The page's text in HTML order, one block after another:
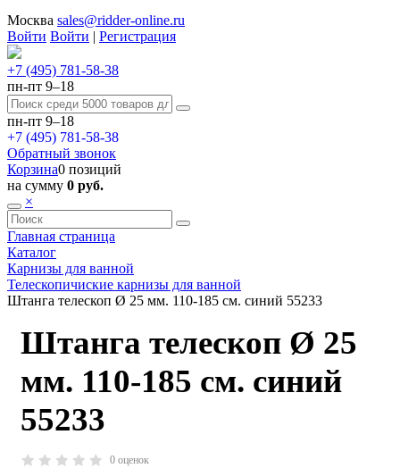
Москва sales@ridder-online.ru
Войти Войти | Регистрация
+7 (495) 781-58-38
пн-пт 9–18
пн-пт 9–18
+7 (495) 781-58-38
Обратный звонок
Корзина0 позиций
на сумму 0 руб.
×
Главная страница
Каталог
Карнизы для ванной
Телескопичиские карнизы для ванной
Штанга телескоп Ø 25 мм. 110-185 см. синий 55233
Штанга телескоп Ø 25
мм. 110-185 см. синий
55233
0 оценок